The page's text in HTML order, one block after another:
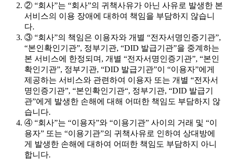
② “회사”는 “회사”의 귀책사유가 아닌 사유로 발생한 본
서비스의 이용 장애에 대하여 책임을 부담하지 않습니
다.
③ “회사”의 책임은 이용자와 개별 “전자서명인증기관”,
“본인확인기관”, 정부기관, “DID 발급기관”을 중계하는
본 서비스에 한정되며, 개별 “전자서명인증기관”, “본인
확인기관”, 정부기관, “DID 발급기관”이 “이용자”에게
제공하는 서비스와 관련하여 이용자 또는 개별 “전자서
명인증기관”, “본인확인기관“, 정부기관, “DID 발급기
관”에게 발생한 손해에 대해 어떠한 책임도 부담하지 않
습니다.
④ “회사”는 “이용자”와 “이용기관” 사이의 거래 및 “이
용자” 또는 “이용기관”의 귀책사유로 인하여 상대방에
게 발생한 손해에 대하여 어떠한 책임도 부담하지 아니
합니다.